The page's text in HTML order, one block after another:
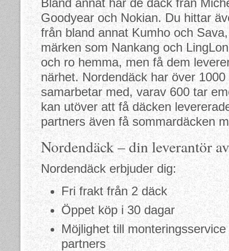
Bland annat har de däck från
Goodyear och Nokian. Du hittar
från bland annat Kumho och
märken som Nankang och
och ro hemma, men få dem
närhet. Nordendäck har över
samarbetar med, varav 600 tar
kan utöver att få däcken
partners även få sommardäcken
Nordendäck – din leverantör
Nordendäck erbjuder dig:
Fri frakt från 2 däck
Öppet köp i 30 dagar
Möjlighet till
partners